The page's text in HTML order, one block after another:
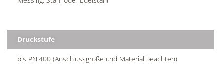
Druckstufe
bis PN 400 (Anschlussgröße und Material beachten)